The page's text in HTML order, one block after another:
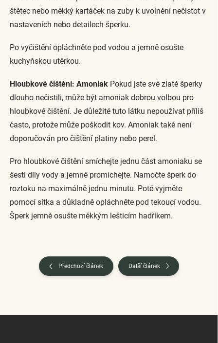
štětec nebo měkký kartáček na zuby k uvolnění nečistot v
nastaveních nebo detailech šperku.
Po vyčištění opláchněte pod vodou a jemně osušte
kuchyňskou utěrkou.
Hloubkové čištění: Amoniak Pokud jste své zlaté šperky
dlouho nečistili, může být amoniak dobrou volbou pro
hloubkové čištění. Je důležité tuto látku nepoužívat příliš
často, protože může poškodit kov. Amoniak také není
doporučován pro čištění platiny nebo perel.
Pro hloubkové čištění smíchejte jednu část amoniaku se
šesti díly vody a jemně promíchejte. Namočte šperk do
roztoku na maximálně jednu minutu. Poté vyjměte
pomocí sítka a důkladně opláchněte pod tekoucí vodou.
Šperk jemně osušte měkkým lešticím hadříkem.
Předchozí článek Další článek